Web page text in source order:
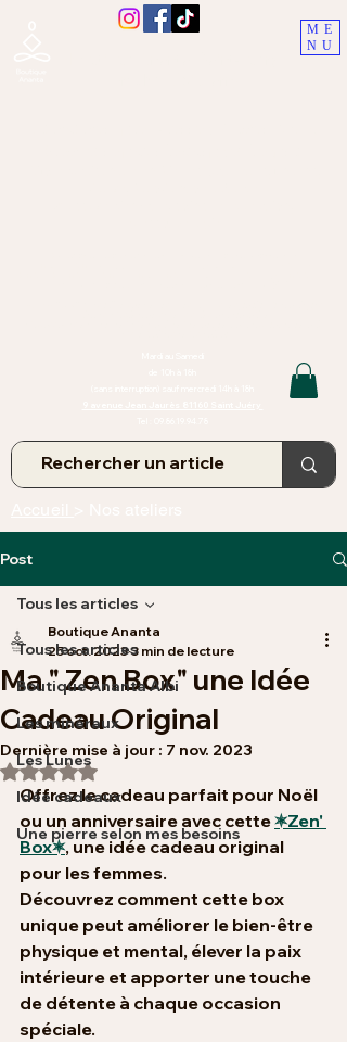
ME
NU
Post
Tous les articles
Boutique Ananta Albi
Les minéraux
Les Lunes
Idée cadeaux
Une pierre selon mes besoins
Tous les articles
Ma " Zen Box" une Idée
Cadeau Original
Boutique Ananta
25 oct. 2023 3 min de lecture
Dernière mise à jour : 7 nov. 2023
Noté NaN étoiles sur 5.
Offrez le cadeau parfait pour Noël
ou un anniversaire avec cette 🟍Zen'
Box🟍, une idée cadeau original
pour les femmes.
Découvrez comment cette box
unique peut améliorer le bien-être
physique et mental, élever la paix
intérieure et apporter une touche
de détente à chaque occasion
spéciale.